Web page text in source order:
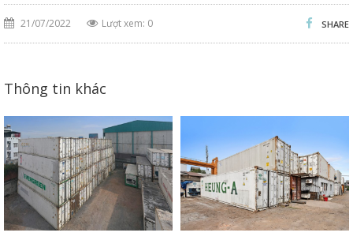
21/07/2022 Lượt xem: 0 SHARE
Thông tin khác